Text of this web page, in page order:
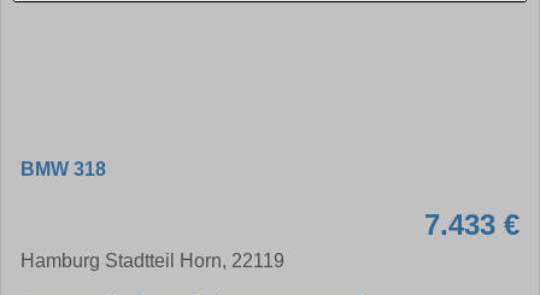
BMW 318
7.433 €
Hamburg Stadtteil Horn, 22119